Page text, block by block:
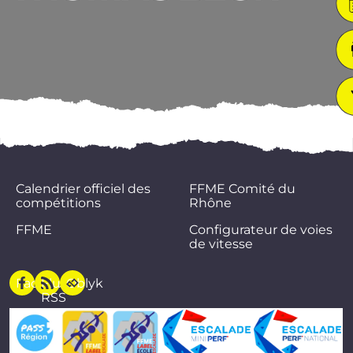
Calendrier officiel des
compétitions
FFME
FFME Comité du
Rhône
Configurateur de voies
de vitesse
Facebook
Flux
RSS
Oblyk